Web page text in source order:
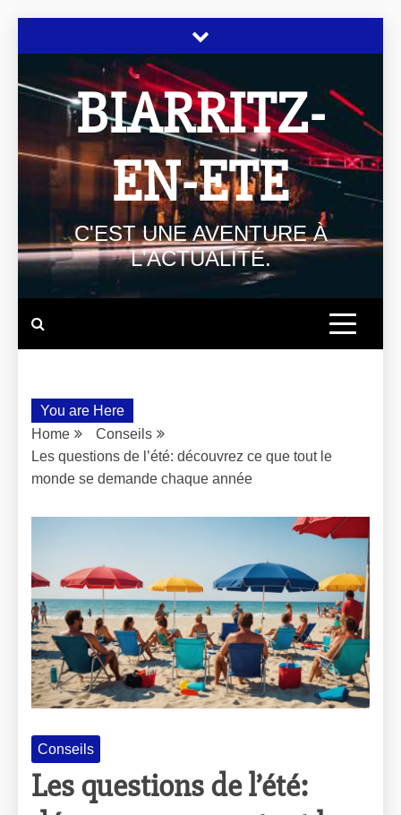
BIARRITZ-
EN-ETE
C'EST UNE AVENTURE À
L'ACTUALITÉ.
You are Here
Home
Conseils
Les questions de l’été: découvrez ce que tout le
monde se demande chaque année
Conseils
Les questions de l’été: